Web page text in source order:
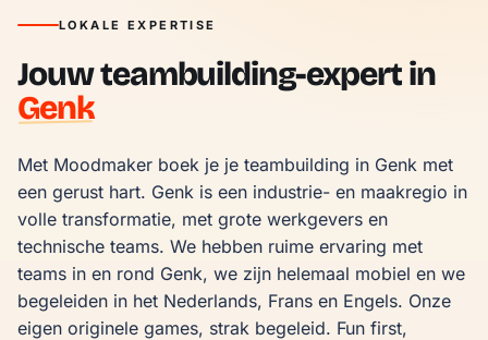
LOKALE EXPERTISE
Jouw teambuilding-expert in
Genk
Met Moodmaker boek je je teambuilding in Genk met
een gerust hart. Genk is een industrie- en maakregio in
volle transformatie, met grote werkgevers en
technische teams. We hebben ruime ervaring met
teams in en rond Genk, we zijn helemaal mobiel en we
begeleiden in het Nederlands, Frans en Engels. Onze
eigen originele games, strak begeleid. Fun first,